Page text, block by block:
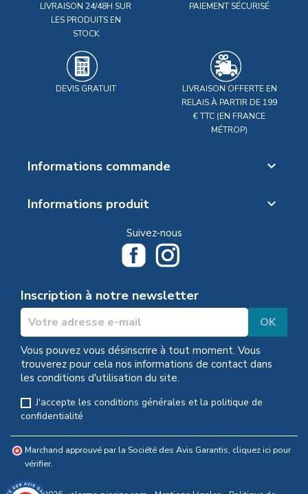
LIVRAISON 24/48H SUR
LES PRODUITS EN
STOCK
PAIEMENT SÉCURISÉ
DEVIS GRATUIT
LIVRAISON OFFERTE EN
RELAIS À PARTIR DE 199
€ TTC (EN FRANCE
MÉTROP)
Informations commande 
Informations produit 
Suivez-nous
Inscription à notre newsletter
Vous pouvez vous désinscrire à tout moment. Vous
trouverez pour cela nos informations de contact dans
les conditions d'utilisation du site.
J'accepte les conditions générales et la politique de
confidentialité
Marchand approuvé par la Société des Avis Garantis, cliquez ici pour
vérifier.